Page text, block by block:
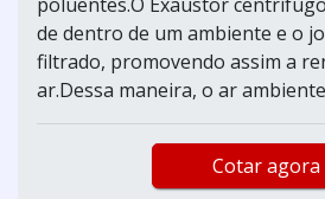
de dentro de um ambiente e o
filtrado, promovendo assim a
ar.Dessa maneira, o ar
Cotar agora